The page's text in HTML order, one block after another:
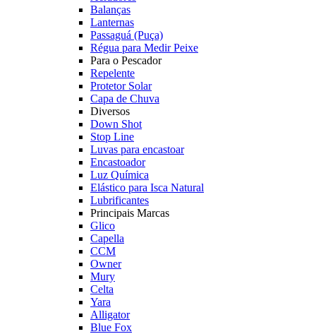
Balanças
Lanternas
Passaguá (Puça)
Régua para Medir Peixe
Para o Pescador
Repelente
Protetor Solar
Capa de Chuva
Diversos
Down Shot
Stop Line
Luvas para encastoar
Encastoador
Luz Química
Elástico para Isca Natural
Lubrificantes
Principais Marcas
Glico
Capella
CCM
Owner
Mury
Celta
Yara
Alligator
Blue Fox